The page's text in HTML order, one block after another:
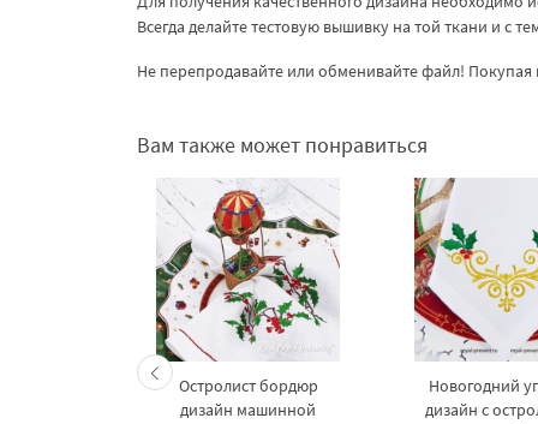
Всегда делайте тестовую вышивку на той ткани и с
Не перепродавайте или обменивайте файл!
Вам также может понравиться
Остролист бордюр
дизайн машинной
Новогодний
дизайн с